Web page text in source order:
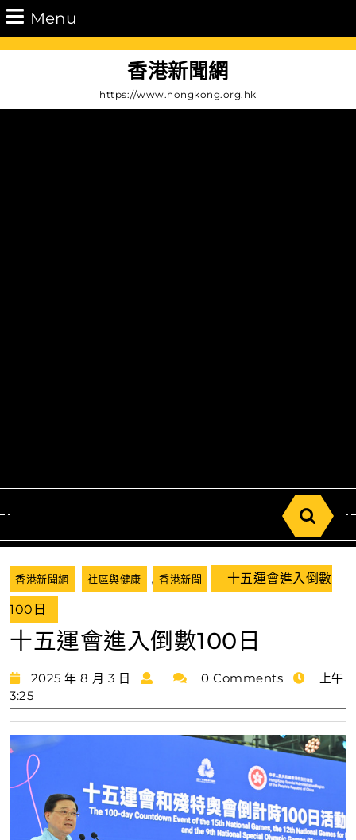
Skip
to
content
Menu
香港新聞網
https://www.hongkong.org.hk
for:
香港新聞網 社區與健康 , 香港新聞 十五運會進入倒數
100日
十五運會進入倒數100日
2025 年 8 月 3 日
2025
8
0 Comments
上午
3:25